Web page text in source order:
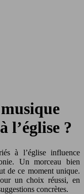
l’église ?
à l’église influence
Un morceau bien
de ce moment unique.
un choix réussi, en
concrètes.